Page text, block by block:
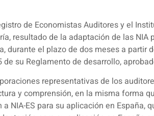
de Economistas Auditores y el
resultado de la adaptación de las NIA
durante el plazo de dos meses a
su Reglamento de desarrollo,
representativas de los
y comprensión, en la misma forma
NIA-ES para su aplicación en España,